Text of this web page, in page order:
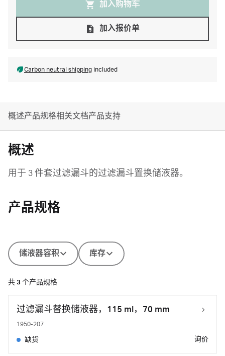
加入购物⻋
加入报价单
Carbon neutral shipping included
概述产品规格相关文档产品支持
概述
用于 3 件套过滤漏斗的过滤漏斗置换储液器。
产品规格
储液器容积 库存
共 3 个产品规格
过滤漏斗替换储液器，115 ml，70 mm
1950-207
缺货 询价